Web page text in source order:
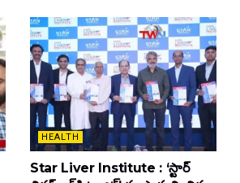
HEALTH
Star Liver Institute : ‘స్టార్